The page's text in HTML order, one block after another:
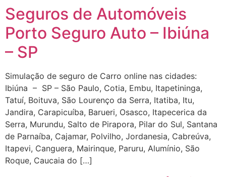
Seguros de Automóveis
Porto Seguro Auto – Ibiúna
– SP
Simulação de seguro de Carro online nas cidades:
Ibiúna – SP – São Paulo, Cotia, Embu, Itapetininga,
Tatuí, Boituva, São Lourenço da Serra, Itatiba, Itu,
Jandira, Carapicuíba, Barueri, Osasco, Itapecerica da
Serra, Murundu, Salto de Pirapora, Pilar do Sul, Santana
de Parnaíba, Cajamar, Polvilho, Jordanesia, Cabreúva,
Itapevi, Canguera, Mairinque, Paruru, Alumínio, São
Roque, Caucaia do […]